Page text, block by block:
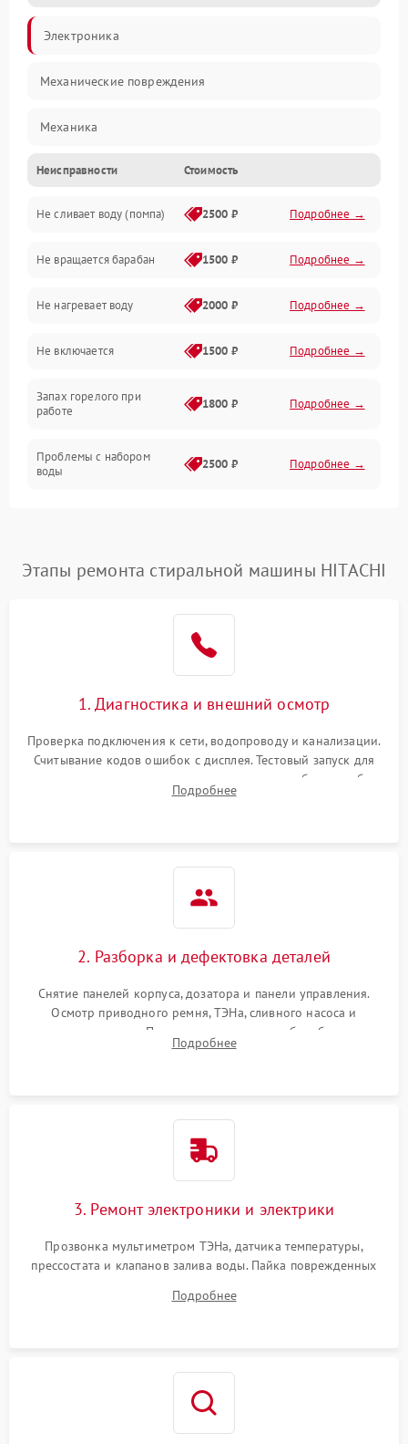
Электроника
Механические повреждения
Механика
Электропитание
Водоснабжение
Слив
Программное обеспечение
Неисправности Стоимость
Не сливает воду (помпа) 2500 ₽ Подробнее →
Не вращается барабан 1500 ₽ Подробнее →
Не нагревает воду 2000 ₽ Подробнее →
Не включается 1500 ₽ Подробнее →
Запах горелого при
работе
1800 ₽ Подробнее →
Проблемы с набором
воды
2500 ₽ Подробнее →
2200 ₽ Подробнее →
Этапы ремонта стиральной машины HITACHI
1. Диагностика и внешний осмотр
Проверка подключения к сети, водопроводу и канализации.
Считывание кодов ошибок с дисплея. Тестовый запуск для
выявления посторонних шумов, протечек или сбоев в работе
электронного модуля управления.
Подробнее
2. Разборка и дефектовка деталей
Снятие панелей корпуса, дозатора и панели управления.
Осмотр приводного ремня, ТЭНа, сливного насоса и
амортизаторов. Проверка подшипников барабана и
крестовины на износ, а манжеты люка на разрывы.
Подробнее
3. Ремонт электроники и электрики
Прозвонка мультиметром ТЭНа, датчика температуры,
прессостата и клапанов залива воды. Пайка поврежденных
Восстановление целостности проводки и контактов.
Подробнее